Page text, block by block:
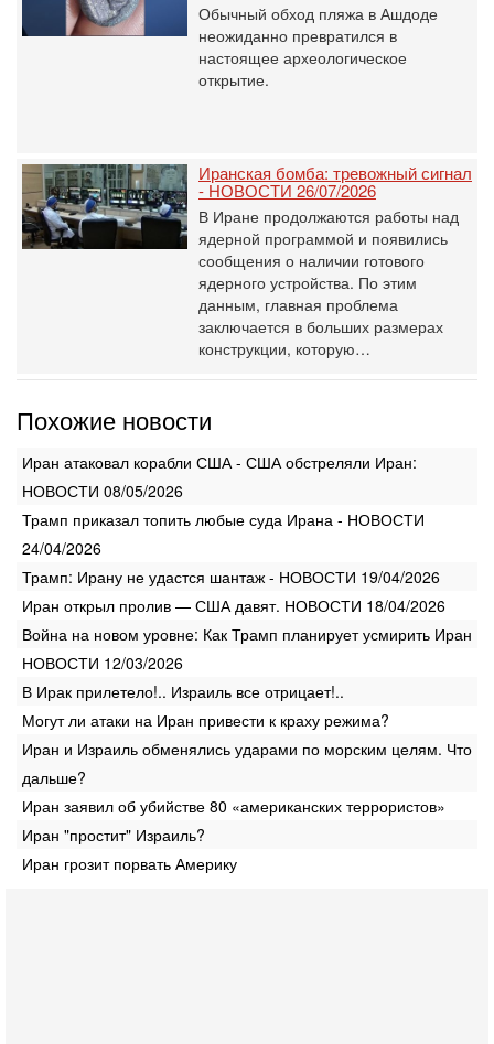
Обычный обход пляжа в Ашдоде
неожиданно превратился в
настоящее археологическое
открытие.
Иранская бомба: тревожный сигнал
- НОВОСТИ 26/07/2026
В Иране продолжаются работы над
ядерной программой и появились
сообщения о наличии готового
ядерного устройства. По этим
данным, главная проблема
заключается в больших размерах
конструкции, которую…
Похожие новости
Иран атаковал корабли США - США обстреляли Иран:
НОВОСТИ 08/05/2026
Трамп приказал топить любые суда Ирана - НОВОСТИ
24/04/2026
Трамп: Ирану не удастся шантаж - НОВОСТИ 19/04/2026
Иран открыл пролив — США давят. НОВОСТИ 18/04/2026
Война на новом уровне: Как Трамп планирует усмирить Иран
НОВОСТИ 12/03/2026
В Ирак прилетело!.. Израиль все отрицает!..
Могут ли атаки на Иран привести к краху режима?
Иран и Израиль обменялись ударами по морским целям. Что
дальше?
Иран заявил об убийстве 80 «американских террористов»
Иран "простит" Израиль?
Иран грозит порвать Америку